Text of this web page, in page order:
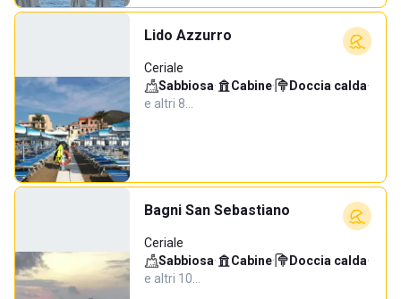
Lido Azzurro
Ceriale
Sabbiosa· Cabine· Doccia calda·
e altri 8…
Bagni San Sebastiano
Ceriale
Sabbiosa· Cabine· Doccia calda·
e altri 10…